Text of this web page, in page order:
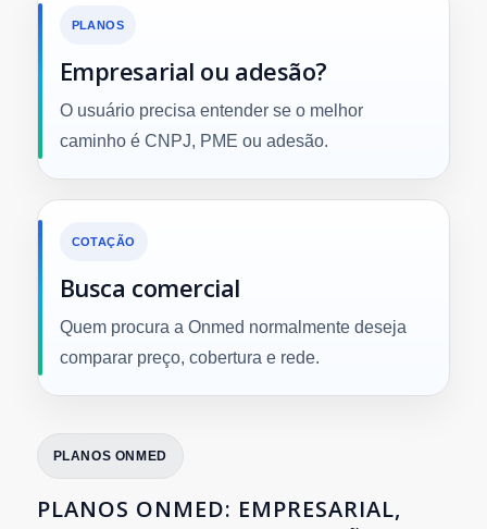
PLANOS
Empresarial ou adesão?
O usuário precisa entender se o melhor
caminho é CNPJ, PME ou adesão.
COTAÇÃO
Busca comercial
Quem procura a Onmed normalmente deseja
comparar preço, cobertura e rede.
PLANOS ONMED
PLANOS ONMED: EMPRESARIAL,